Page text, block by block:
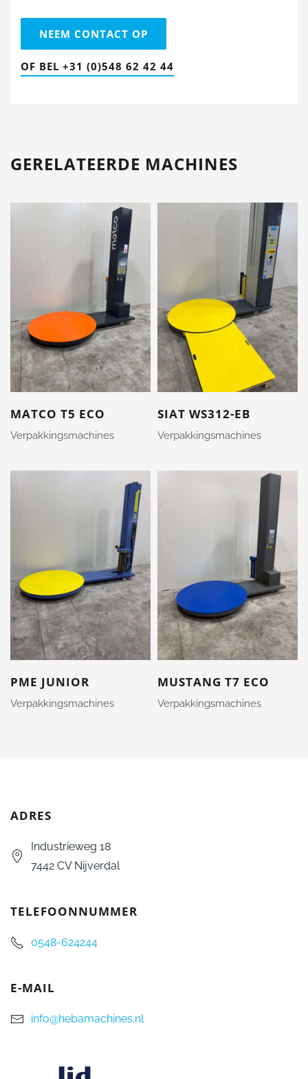
NEEM CONTACT OP
OF BEL +31 (0)548 62 42 44
GERELATEERDE MACHINES
MATCO T5 ECO
Verpakkingsmachines
SIAT WS312-EB
Verpakkingsmachines
PME JUNIOR
Verpakkingsmachines
MUSTANG T7 ECO
Verpakkingsmachines
ADRES
Industrieweg 18
7442 CV Nijverdal
TELEFOONNUMMER
0548-624244
E-MAIL
info@hebamachines.nl